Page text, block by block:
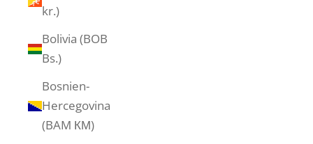
kr.)
Bolivia (BOB
Bs.)
Bosnien-
Hercegovina
(BAM КМ)